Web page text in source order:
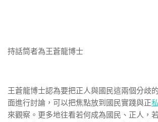
持話筒者為王蒼龍博士
王蒼龍博士認為要把正人與國民這兩個分歧
面進行討論，可以把焦點放到國民實踐與正
來觀察。更多地往看若何成為國民、正人，